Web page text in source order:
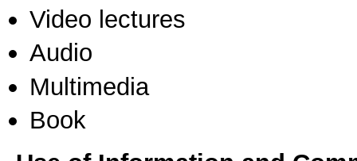
Video lectures
Audio
Multimedia
Book